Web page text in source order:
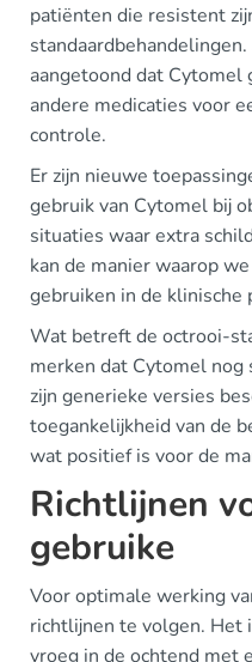
patiënten die resistent
aangetoond dat
andere medicaties voor
controle.
Er zijn nieuwe
gebruik van Cytomel bij
situaties waar extra
kan de manier waarop
gebruiken in de klinische
Wat betreft de octrooi-
merken dat Cytomel nog
zijn generieke versies
toegankelijkheid van de
wat positief is voor de
Richtlijnen
gebruike
Voor optimale werking
richtlijnen te volgen. Het
vroeg in de ochtend met